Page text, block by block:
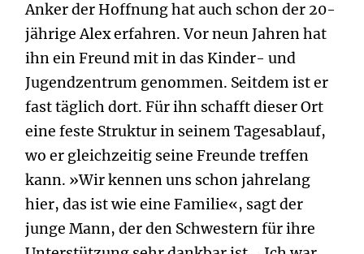
Anker der Hoffnung hat auch schon der 20-
jährige Alex erfahren. Vor neun Jahren hat
ihn ein Freund mit in das Kinder- und
Jugendzentrum genommen. Seitdem ist er
fast täglich dort. Für ihn schafft dieser Ort
eine feste Struktur in seinem Tagesablauf,
wo er gleichzeitig seine Freunde treffen
kann. »Wir kennen uns schon jahrelang
hier, das ist wie eine Familie«, sagt der
junge Mann, der den Schwestern für ihre